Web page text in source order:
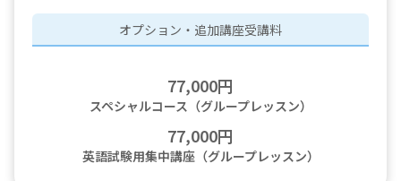
オプション・追加講座受講料
77,000円
スペシャルコース（グループレッスン）
77,000円
英語試験用集中講座（グループレッスン）